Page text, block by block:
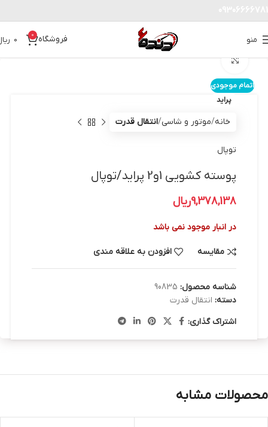
منو فروشگاه 0
0
اتمام موجودی
پراید
بزرگنمایی تصویر
خانه موتور و شاسی انتقال قدرت
توپال
پوسته کشویی 1و2 پراید/توپال
9,378,138ریال
در انبار موجود نمی باشد
مقایسه افزودن به علاقه مندی
شناسه محصول: 90835
دسته: انتقال قدرت
اشتراک گذاری:
محصولات مشابه